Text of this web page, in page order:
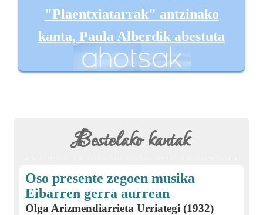
"Plaentxiatarrak" antzinako
kanta, Paula Alberdik abestuta
Bestelako kantak
Oso presente zegoen musika
Eibarren gerra aurrean
Olga Arizmendiarrieta Urriategi (1932)